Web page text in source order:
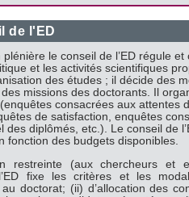
de l'ED
plénière le conseil de l’ED régule
et les activités scientifiques
des études ; il décide des
missions des doctorants. Il
consacrées aux attentes
de satisfaction, enquêtes
des diplômés, etc.). Le conseil de
fonction des budgets disponibles.
restreinte (aux chercheurs et
fixe les critères et les
doctorat; (ii) d’allocation des